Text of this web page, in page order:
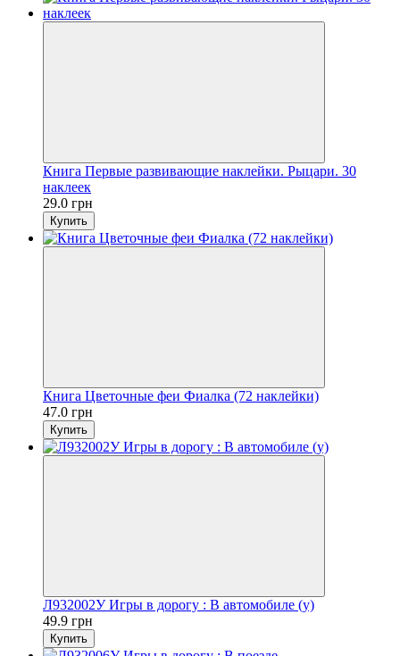
Книга Первые развивающие наклейки. Рыцари. 30
наклеек
29.0 грн
Купить
Книга Цветочные феи Фиалка (72 наклейки)
47.0 грн
Купить
Л932002У Игры в дорогу : В автомобиле (у)
49.9 грн
Купить